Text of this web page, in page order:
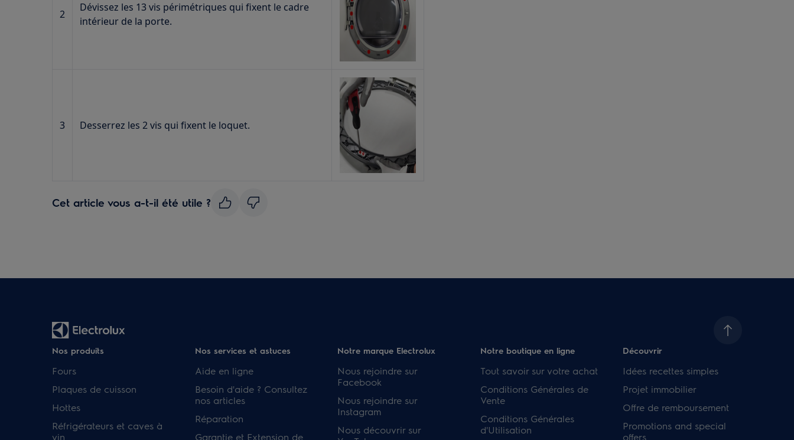
2
Dévissez les 13 vis périmétriques qui fixent le cadre
intérieur de la porte.
3 Desserrez les 2 vis qui fixent le loquet.
Cet article vous a-t-il été utile ?
Nos produits
Fours
Plaques de cuisson
Hottes
Réfrigérateurs et caves à
vin
Nos services et astuces
Aide en ligne
Besoin d'aide ? Consultez
nos articles
Réparation
Garantie et Extension de
Notre marque Electrolux
Nous rejoindre sur
Facebook
Nous rejoindre sur
Instagram
Nous découvrir sur
Notre boutique en ligne
Tout savoir sur votre achat
Conditions Générales de
Vente
Conditions Générales
d'Utilisation
Découvrir
Idées recettes simples
Projet immobilier
Offre de remboursement
Promotions and special
offers